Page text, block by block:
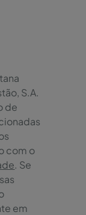
S.A.
de
com o
. Se
em